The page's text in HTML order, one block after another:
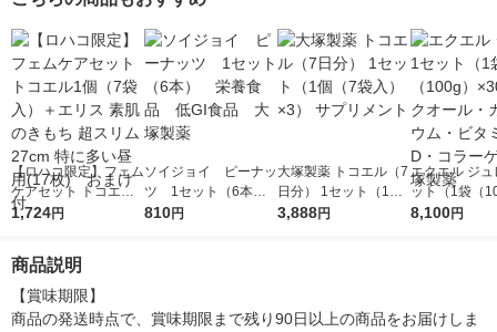
【ロハコ限定】フェム
ケアセット トコエル1
個（7袋入）＋エリス
(17枚) おまけ付
1,724円
ソイジョイ ピーナッ
ツ 1セット（6本）
栄養食品 低GI食
810円
大塚製薬 トコエル（7
日分） 1セット（1個
（7袋入）×3） サプリ
3,888円
エクエル ジ
ット（1袋（
30） エクオ
8,100円
商品説明
【賞味期限】
商品の発送時点で、賞味期限まで残り90日以上の商品をお届けしま